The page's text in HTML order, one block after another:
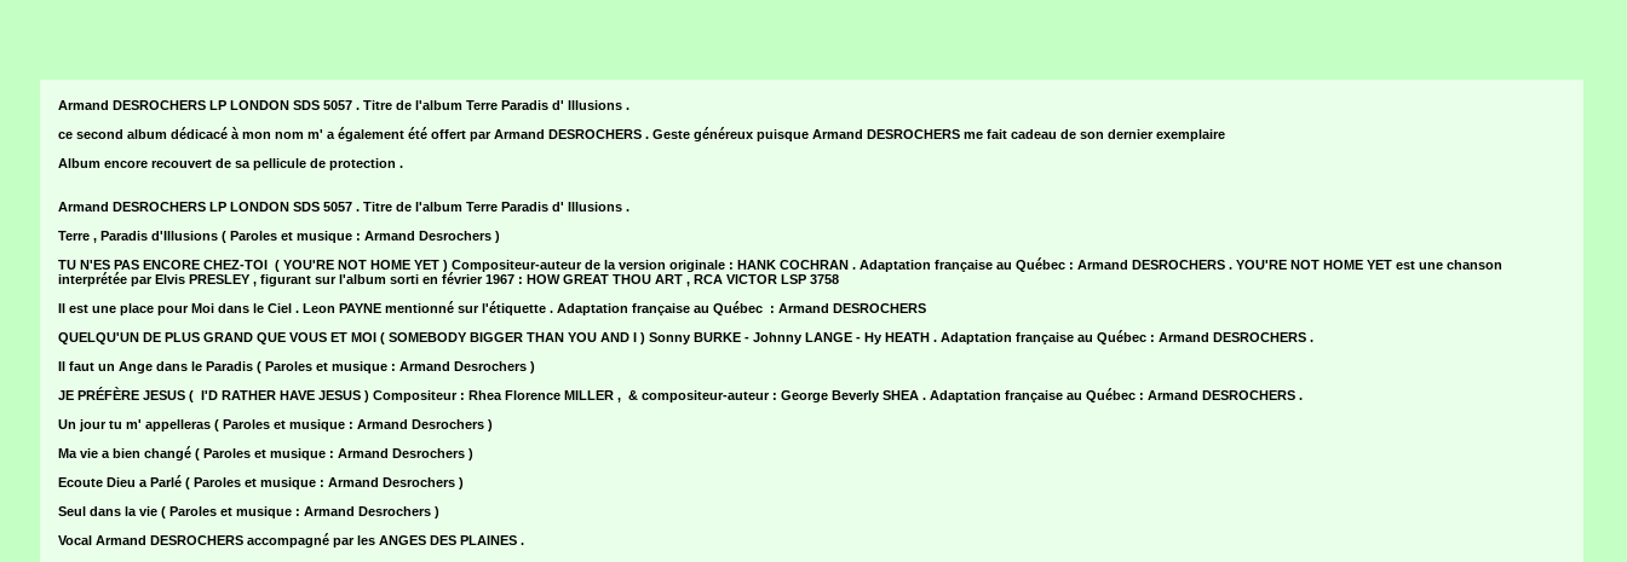
Armand DESROCHERS LP LONDON SDS 5057 . Titre de l'album Terre Paradis d' Illusions .
ce second album dédicacé à mon nom m' a également été offert par Armand DESROCHERS . Geste généreux puisque Armand DESROCHERS me fait cadeau de son dernier exemplaire
Album encore recouvert de sa pellicule de protection .
Armand DESROCHERS LP LONDON SDS 5057 . Titre de l'album Terre Paradis d' Illusions .
Terre , Paradis d'Illusions ( Paroles et musique : Armand Desrochers )
TU N'ES PAS ENCORE CHEZ-TOI ( YOU'RE NOT HOME YET ) Compositeur-auteur de la version originale : HANK COCHRAN . Adaptation française au Québec : Armand DESROCHERS . YOU'RE NOT HOME YET est une chanson
interprétée par Elvis PRESLEY , figurant sur l'album sorti en février 1967 : HOW GREAT THOU ART , RCA VICTOR LSP 3758
Il est une place pour Moi dans le Ciel . Leon PAYNE mentionné sur l'étiquette . Adaptation française au Québec : Armand DESROCHERS
QUELQU'UN DE PLUS GRAND QUE VOUS ET MOI ( SOMEBODY BIGGER THAN YOU AND I ) Sonny BURKE - Johnny LANGE - Hy HEATH . Adaptation française au Québec : Armand DESROCHERS .
Il faut un Ange dans le Paradis ( Paroles et musique : Armand Desrochers )
JE PRÉFÈRE JESUS ( I'D RATHER HAVE JESUS ) Compositeur : Rhea Florence MILLER , & compositeur-auteur : George Beverly SHEA . Adaptation française au Québec : Armand DESROCHERS .
Un jour tu m' appelleras ( Paroles et musique : Armand Desrochers )
Ma vie a bien changé ( Paroles et musique : Armand Desrochers )
Ecoute Dieu a Parlé ( Paroles et musique : Armand Desrochers )
Seul dans la vie ( Paroles et musique : Armand Desrochers )
Vocal Armand DESROCHERS accompagné par les ANGES DES PLAINES .